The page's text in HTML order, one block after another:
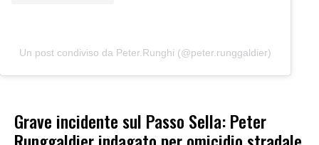
Un post condiviso da Peter.Runghi (@peter.runggaldier)
Grave incidente sul Passo Sella: Peter